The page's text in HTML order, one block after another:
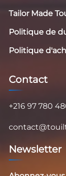
Tailor Made
Politique de
Politique
Contact
+216 97 780
Newsletter